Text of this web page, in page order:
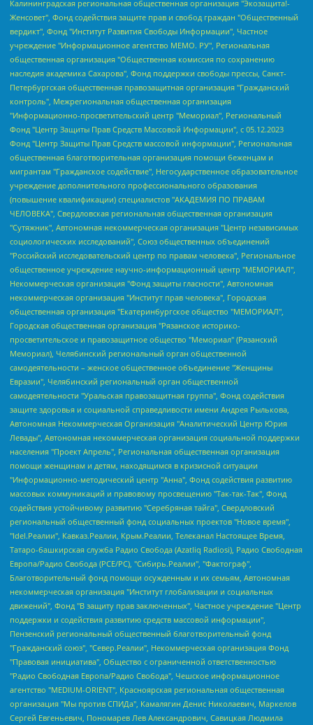
Калининградская региональная общественная организация "Экозащита!-Женсовет", Фонд содействия защите прав и свобод граждан "Общественный вердикт", Фонд "Институт Развития Свободы Информации", Частное учреждение "Информационное агентство МЕМО. РУ", Региональная общественная организация "Общественная комиссия по сохранению наследия академика Сахарова", Фонд поддержки свободы прессы, Санкт-Петербургская общественная правозащитная организация "Гражданский контроль", Межрегиональная общественная организация "Информационно-просветительский центр "Мемориал", Региональный Фонд "Центр Защиты Прав Средств Массовой Информации", с 05.12.2023 Фонд "Центр Защиты Прав Средств массовой информации", Региональная общественная благотворительная организация помощи беженцам и мигрантам "Гражданское содействие", Негосударственное образовательное учреждение дополнительного профессионального образования (повышение квалификации) специалистов "АКАДЕМИЯ ПО ПРАВАМ ЧЕЛОВЕКА", Свердловская региональная общественная организация "Сутяжник", Автономная некоммерческая организация "Центр независимых социологических исследований", Союз общественных объединений "Российский исследовательский центр по правам человека", Региональное общественное учреждение научно-информационный центр "МЕМОРИАЛ", Некоммерческая организация "Фонд защиты гласности", Автономная некоммерческая организация "Институт прав человека", Городская общественная организация "Екатеринбургское общество "МЕМОРИАЛ", Городская общественная организация "Рязанское историко-просветительское и правозащитное общество "Мемориал" (Рязанский Мемориал), Челябинский региональный орган общественной самодеятельности – женское общественное объединение "Женщины Евразии", Челябинский региональный орган общественной самодеятельности "Уральская правозащитная группа", Фонд содействия защите здоровья и социальной справедливости имени Андрея Рылькова, Автономная Некоммерческая Организация "Аналитический Центр Юрия Левады", Автономная некоммерческая организация социальной поддержки населения "Проект Апрель", Региональная общественная организация помощи женщинам и детям, находящимся в кризисной ситуации "Информационно-методический центр "Анна", Фонд содействия развитию массовых коммуникаций и правовому просвещению "Так-так-Так", Фонд содействия устойчивому развитию "Серебряная тайга", Свердловский региональный общественный фонд социальных проектов "Новое время", "Idel.Реалии", Кавказ.Реалии, Крым.Реалии, Телеканал Настоящее Время, Татаро-башкирская служба Радио Свобода (Azatliq Radiosi), Радио Свободная Европа/Радио Свобода (PCE/PC), "Сибирь.Реалии", "Фактограф", Благотворительный фонд помощи осужденным и их семьям, Автономная некоммерческая организация "Институт глобализации и социальных движений", Фонд "В защиту прав заключенных", Частное учреждение "Центр поддержки и содействия развитию средств массовой информации", Пензенский региональный общественный благотворительный фонд "Гражданский союз", "Север.Реалии", Некоммерческая организация Фонд "Правовая инициатива", Общество с ограниченной ответственностью "Радио Свободная Европа/Радио Свобода", Чешское информационное агентство "MEDIUM-ORIENT", Красноярская региональная общественная организация "Мы против СПИДа", Камалягин Денис Николаевич, Маркелов Сергей Евгеньевич, Пономарев Лев Александрович, Савицкая Людмила Алексеевна, Автономная некоммерческая организация "Центр по работе с проблемой насилия "НАСИЛИЮ.НЕТ", Межрегиональный профессиональный союз работников здравоохранения "Альянс врачей", Юридическое лицо, зарегистрированное в Латвийской Республике, SIA "Medusa Project" (регистрационный номер 40103797863, дата регистрации 10.06.2014), Некоммерческая организация "Фонд по борьбе с коррупцией", Автономная некоммерческая организация "Институт права и публичной политики", Баданин Роман Сергеевич, Гликин Максим Александрович, Железнова Мария Михайловна, Лукьянова Юлия Сергеевна, Маетная Елизавета Витальевна, Маняхин Петр Борисович, Чуракова Ольга Владимировна, Ярош Юлия Петровна, Юридическое лицо "The Insider SIA", зарегистрированное в Риге, Латвийская Республика (дата регистрации 26.06.2015), являющееся администратором доменного имени интернет-издания "The Insider SIA", https://theins.ru, Постернак Алексей Евгеньевич, Рубин Михаил Аркадьевич, Анин Роман Александрович, Юридическое лицо Istories fonds, зарегистрированное в Латвийской Республике (регистрационный номер 50008295751, дата регистрации 24.02.2020), Великовский Дмитрий Александрович, Долинина Ирина Николаевна, Мароховская Алеся Алексеевна, Шлейнов Роман Юрьевич, Шмагун Олеся Валентиновна, Общество с ограниченной ответственностью "Альтаир 2021", Общество с ограниченной ответственностью "Вега 2021", Общество с ограниченной ответственностью "Главный редактор 2021", Общество с ограниченной ответственностью "Ромашки монолит", Важенков Артем Валерьевич, Ивановская областная общественная организация "Центр гендерных исследований", Гурман Юрий Альбертович, Медиапроект "ОВД-Инфо", Егоров Владимир Владимирович, Жилинский Владимир Александрович, Общество с ограниченной ответственностью "ЗП", Иванова София Юрьевна, Карезина Инна Павловна, Кильтау Екатерина Викторовна, Петров Алексей Викторович, Пискунов Сергей Евгеньевич, Смирнов Сергей Сергеевич, Тихонов Михаил Сергеевич, Общество с ограниченной ответственностью "ЖУРНАЛИСТ-ИНОСТРАННЫЙ АГЕНТ", Арапова Галина Юрьевна, Вольтская Татьяна Анатольевна, Американская компания "Mason G.E.S. Anonymous Foundation" (США), являющаяся владельцем интернет-издания https://mnews.world/, Компания "Stichting Bellingcat", зарегистрированная в Нидерландах (дата регистрации 11.07.2018), Захаров Андрей Вячеславович, Клепиковская Екатерина Дмитриевна, Общество с ограниченной ответственностью "МЕМО", Перл Роман Александрович, Симонов Евгений Алексеевич, Соловьева Елена Анатольевна, Сотников Даниил Владимирович, Сурначева Елизавета Дмитриевна, Автономная некоммерческая организация по защите прав человека и информированию населения "Якутия – Наше Мнение", Общество с ограниченной ответственностью "Москоу диджитал медиа", с 26.01.2023 Общество с ограниченной ответственностью "Чайка Белые сады", Ветошкина Валерия Валерьевна, Заговора Максим Александрович, Межрегиональное общественное движение "Российская ЛГБТ - сеть", Оленичев Максим Владимирович, Павлов Иван Юрьевич, Скворцова Елена Сергеевна, Общество с ограниченной ответственностью "Как бы инагент", Кочетков Игорь Викторович, Общество с ограниченной ответственностью "Честные выборы", Еланчик Олег Александрович, Общество с ограниченной ответственностью "Нобелевский призыв", Гималова Регина Эмилевна, Григорьев Андрей Валерьевич, Григорьева Алина Александровна, Ассоциация по содействию защите прав призывников, альтернативнослужащих и военнослужащих "Правозащитная группа "Гражданин.Армия.Право", Хисамова Регина Фаритовна, Автономная некоммерческая организация по реализации социально-правовых программ "Лилит", Дальневосточное общественное движение "Маяк", Санкт-Петербургская ЛГБТ-инициативная группа "Выход", Инициативная группа ЛГБТ+ "Реверс", Алексеев Андрей Викторович, Бекбулатова Таисия Львовна, Беляев Иван Михайлович, Владыкина Елена Сергеевна, Гельман Марат Александрович, Никульшина Вероника Юрьевна, Толоконникова Надежда Андреевна, Шендерович Виктор Анатольевич, Общество с ограниченной ответственностью "Данное сообщение", Общество с ограниченной ответственностью Издательский дом "Новая глава", Айнбиндер Александра Александровна, Московский комьюнити-центр для ЛГБТ+инициатив, Благотворительный фонд развития филантропии, Deutsche Welle (Германия, Kurt-Schumacher-Strasse 3, 53113 Bonn), Борзунова Мария Михайловна, Воробьев Виктор Викторович, Голубева Анна Львовна, Константинова Алла Михайловна, Малкова Ирина Владимировна, Мурадов Мурад Абдулгалимович, Осетинская Елизавета Николаевна, Понасенков Евгений Николаевич, Ганапольский Матвей Юрьевич, Киселев Евгений Алексеевич, Борухович Ирина Григорьевна, Дремин Иван Тимофеевич, Дубровский Дмитрий Викторович, Красноярская региональная общественная организация поддержки и развития альтернативных образовательных технологий и межкультурных коммуникаций "ИНТЕРРА", Маяковская Екатерина Алексеевна, Фейгин Марк Захарович, Филимонов Андрей Викторович, Дзугкоева Регина Николаевна, Доброхотов Роман Александрович, Дудь Юрий Александрович, Елкин Сергей Владимирович, Кругликов Кирилл Игоревич, Сабунаева Мария Леонидовна, Семенов Алексей Владимирович, Шаинян Карен Багратович, Шульман Екатерина Михайловна, Асафьев Артур Валерьевич, Вахштайн Виктор Семенович, Венедиктов Алексей Алексеевич, Лушникова Екатерина Евгеньевна, Волков Леонид Михайлович, Невзоров Александр Глебович, Пархоменко Сергей Борисович, Сироткин Ярослав Николаевич, Кара-Мурза Владимир Владимирович, Баранова Наталья Владимировна, Гозман Леонид Яковлевич, Кагарлицкий Борис Юльевич, Климарев Михаил Валерьевич, Милов Владимир Станиславович, Автономная некоммерческая организация Краснодарский центр современного искусства "Типография", Моргенштерн Алишер Тагирович, Соболь Любовь Эдуардовна, Общество с ограниченной ответственностью "ЛИЗА НОРМ", Каспаров Гарри Кимович, Ходорковский Михаил Борисович, Общество с ограниченной ответственностью "Апрельские тезисы", Данилович Ирина Брониславовна, Кашин Олег Владимирович, Петров Николай Владимирович, Пивоваров Алексей Владимирович, Соколов Михаил Владимирович, Цветкова Юлия Владимировна, Чичваркин Евгений Александрович, Комитет против пыток/Команда против пыток, Общество с ограниченной ответственностью "Первый научный", Общество с ограниченной ответственностью "Вертолет и ко", Белоцерковская Вероника Борисовна, Кац Максим Евгеньевич, Лазарева Татьяна Юрьевна, Шаведдинов Руслан Табризович, Яшин Илья Валерьевич, Общество с ограниченной ответственностью "Иноагент ААВ", Алешковский Дмитрий Петрович, Альбац Евгения Марковна, Быков Дмитрий Львович, Галямина Юлия Евгеньевна, Лойко Сергей Леонидович, Мартынов Кирилл Константинович, Медведев Сергей Александрович, Крашенинников Федор Геннадиевич, Гордеева Катерина Вл